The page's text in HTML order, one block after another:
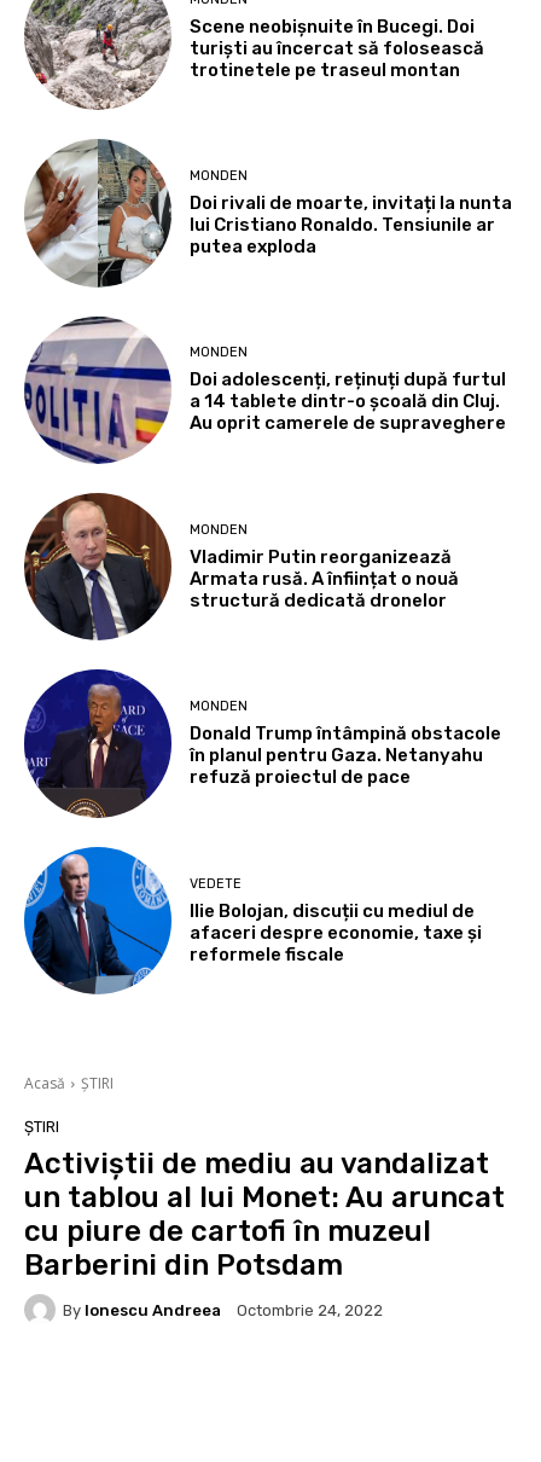
Scene neobișnuite în Bucegi. Doi
turiști au încercat să folosească
trotinetele pe traseul montan
MONDEN
Doi rivali de moarte, invitați la nunta
lui Cristiano Ronaldo. Tensiunile ar
putea exploda
MONDEN
Doi adolescenți, reținuți după furtul
a 14 tablete dintr-o școală din Cluj.
Au oprit camerele de supraveghere
MONDEN
Vladimir Putin reorganizează
Armata rusă. A înființat o nouă
structură dedicată dronelor
MONDEN
Donald Trump întâmpină obstacole
în planul pentru Gaza. Netanyahu
refuză proiectul de pace
VEDETE
Ilie Bolojan, discuții cu mediul de
afaceri despre economie, taxe și
reformele fiscale